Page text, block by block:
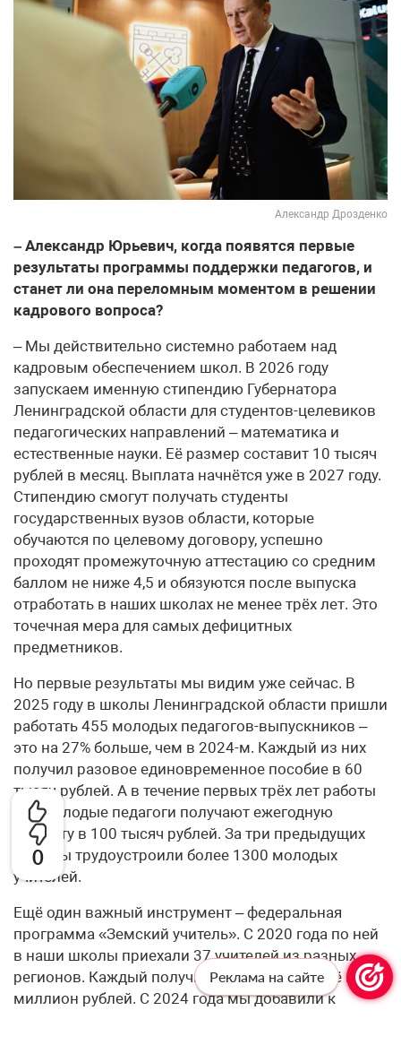
0
Александр Дрозденко
– Александр Юрьевич, когда появятся первые
результаты программы поддержки педагогов, и
станет ли она переломным моментом в решении
кадрового вопроса?
– Мы действительно системно работаем над
кадровым обеспечением школ. В 2026 году
запускаем именную стипендию Губернатора
Ленинградской области для студентов-целевиков
педагогических направлений – математика и
естественные науки. Её размер составит 10 тысяч
рублей в месяц. Выплата начнётся уже в 2027 году.
Стипендию смогут получать студенты
государственных вузов области, которые
обучаются по целевому договору, успешно
проходят промежуточную аттестацию со средним
баллом не ниже 4,5 и обязуются после выпуска
отработать в наших школах не менее трёх лет. Это
точечная мера для самых дефицитных
предметников.
Но первые результаты мы видим уже сейчас. В
2025 году в школы Ленинградской области пришли
работать 455 молодых педагогов-выпускников –
это на 27% больше, чем в 2024-м. Каждый из них
получил разовое единовременное пособие в 60
тысяч рублей. А в течение первых трёх лет работы
все молодые педагоги получают ежегодную
выплату в 100 тысяч рублей. За три предыдущих
года мы трудоустроили более 1300 молодых
учителей.
Ещё один важный инструмент – федеральная
программа «Земский учитель». С 2020 года по ней
в наши школы приехали 37 учителей из разных
регионов. Каждый получил служебное жильё и 1
миллион рублей. С 2024 года мы добавили к
Реклама на сайте